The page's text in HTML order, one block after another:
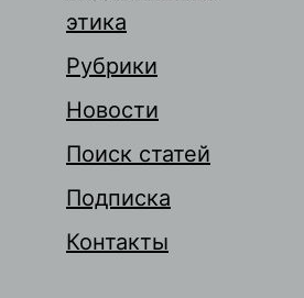
этика
Рубрики
Новости
Поиск статей
Подписка
Контакты